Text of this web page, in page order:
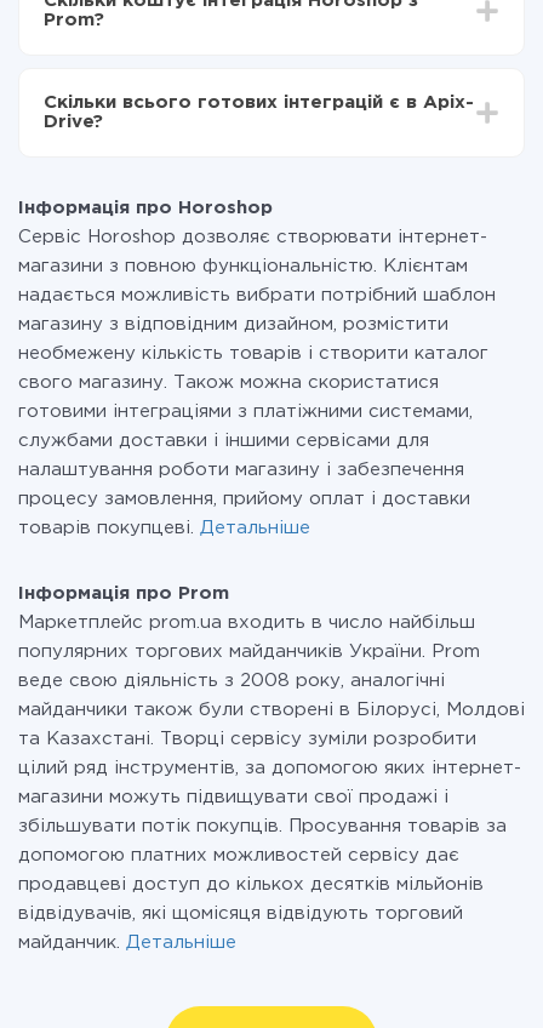
становити від 5-ти до 30-хвилин. У середньому
налаштування займає 10-15 хвилин.
Prom?
Ви оплачуєте лише кількість даних, які за фактом
передаються з однієї вашої системи в іншу через
при необхідності. Детальніше про
Скільки всього готових інтеграцій є в Apix-
Drive?
Інформація про Horoshop
Сервіс Horoshop дозволяє створювати інтернет-
магазини з повною функціональністю. Клієнтам
надається можливість вибрати потрібний шаблон
магазину з відповідним дизайном, розмістити
необмежену кількість товарів і створити каталог
свого магазину. Також можна скористатися
готовими інтеграціями з платіжними системами,
службами доставки і іншими сервісами для
налаштування роботи магазину і забезпечення
процесу замовлення, прийому оплат і доставки
товарів покупцеві. Детальніше
Інформація про Prom
Маркетплейс prom.ua входить в число найбільш
популярних торгових майданчиків України. Prom
веде свою діяльність з 2008 року, аналогічні
майданчики також були створені в Білорусі, Молдові
та Казахстані. Творці сервісу зуміли розробити
цілий ряд інструментів, за допомогою яких інтернет-
магазини можуть підвищувати свої продажі і
збільшувати потік покупців. Просування товарів за
допомогою платних можливостей сервісу дає
продавцеві доступ до кількох десятків мільйонів
відвідувачів, які щомісяця відвідують торговий
майданчик. Детальніше